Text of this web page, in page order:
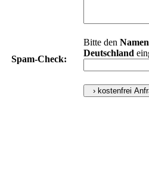
Spam-Check:
Bitte den Namen
Deutschland